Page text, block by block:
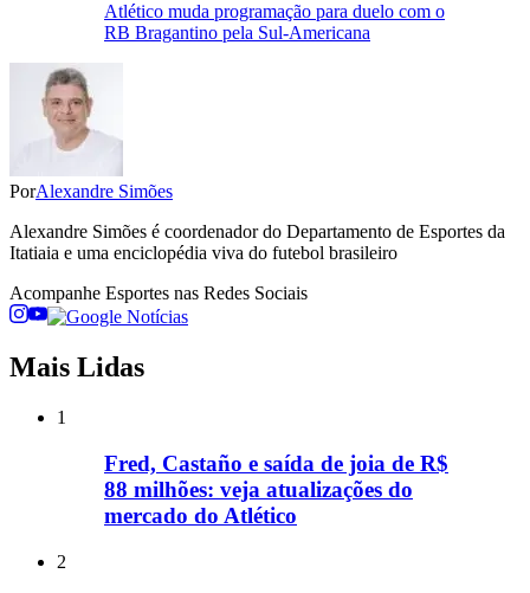
Atlético muda programação para duelo com o
RB Bragantino pela Sul-Americana
PorAlexandre Simões
Alexandre Simões é coordenador do Departamento de Esportes da
Itatiaia e uma enciclopédia viva do futebol brasileiro
Acompanhe Esportes nas Redes Sociais
Mais Lidas
1
Fred, Castaño e saída de joia de R$
88 milhões: veja atualizações do
mercado do Atlético
2